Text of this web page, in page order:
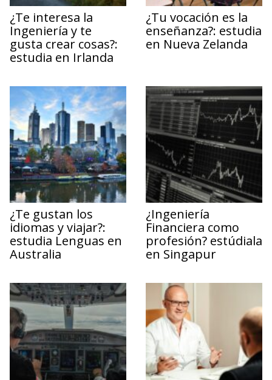
¿Te interesa la
Ingeniería y te
gusta crear cosas?:
estudia en Irlanda
¿Tu vocación es la
enseñanza?: estudia
en Nueva Zelanda
¿Te gustan los
idiomas y viajar?:
estudia Lenguas en
Australia
¿Ingeniería
Financiera como
profesión? estúdiala
en Singapur